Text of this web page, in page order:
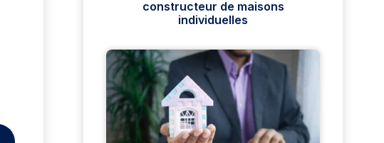
constructeur de maisons
individuelles